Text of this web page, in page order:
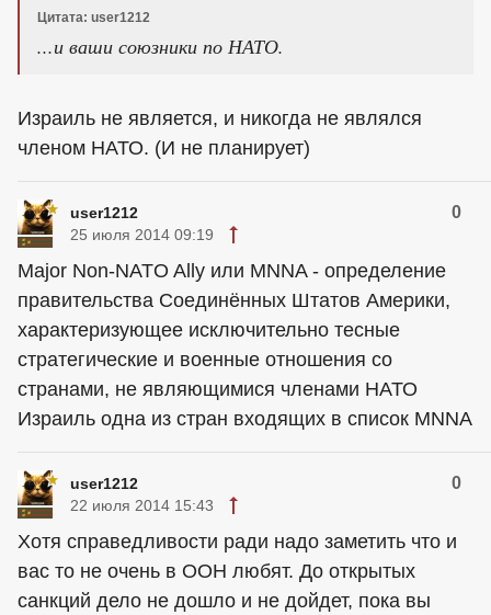
Цитата: user1212
...и ваши союзники по НАТО.
Израиль не является, и никогда не являлся
членом НАТО. (И не планирует)
user1212 0
25 июля 2014 09:19
Major Non-NATO Ally или MNNA - определение
правительства Соединённых Штатов Америки,
характеризующее исключительно тесные
стратегические и военные отношения со
странами, не являющимися членами НАТО
Израиль одна из стран входящих в список MNNA
user1212 0
22 июля 2014 15:43
Хотя справедливости ради надо заметить что и
вас то не очень в ООН любят. До открытых
санкций дело не дошло и не дойдет, пока вы